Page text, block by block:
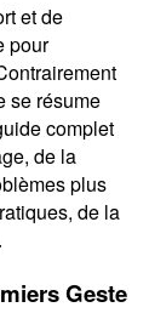
et de
pour
se résume
complet
de la
plus
de la
Geste